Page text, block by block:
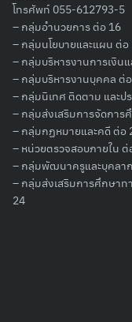
Search
โทรศัพท์ 055-612793-5
– กลุ่มอำนวยการ ต่อ 16
– กลุ่มนโยบายและแผน ต่อ
– กลุ่มบริหารงานการเงิน
– กลุ่มบริหารงานบุคคล ต่
– กลุ่มนิเทศ ติดตาม และป
– กลุ่มส่งเสริมการจัดการ
– กลุ่มกฏหมายและคดี ต่อ
– หน่วยตรวจสอบภายใน ต่
– กลุ่มพัฒนาครูและบุคลา
– กลุ่มส่งเสริมการศึกษาท
24